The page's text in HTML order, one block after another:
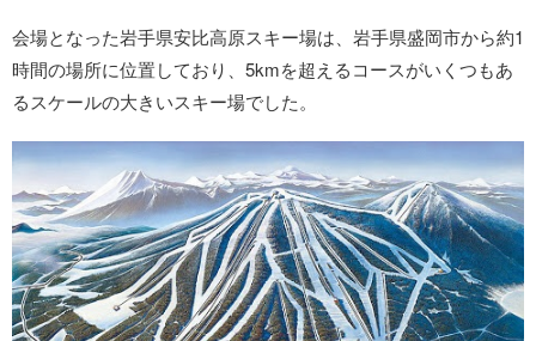
会場となった岩手県安比高原スキー場は、岩手県盛岡市から約1
時間の場所に位置しており、5kmを超えるコースがいくつもあ
るスケールの大きいスキー場でした。